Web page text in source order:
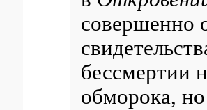
совершенно
бессмертии
обморока,